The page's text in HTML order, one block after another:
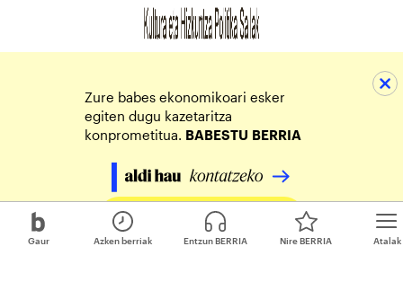
Gaur Atalak
Azken berriak Entzun BERRIA Nire BERRIA
Zure babes ekonomikoari esker
egiten dugu kazetaritza
konprometitua. BABESTU BERRIA
Egin zure ekarpena